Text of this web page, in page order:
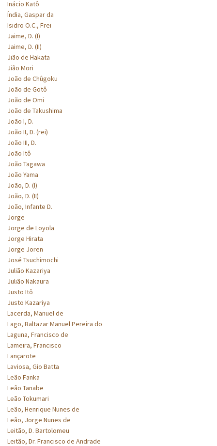
Inácio Katô
Índia, Gaspar da
Isidro O.C., Frei
Jaime, D. (I)
Jaime, D. (II)
Jião de Hakata
Jião Mori
João de Chûgoku
João de Gotô
João de Omi
João de Takushima
João I, D.
João II, D. (rei)
João III, D.
João Itô
João Tagawa
João Yama
João, D. (I)
João, D. (II)
João, Infante D.
Jorge
Jorge de Loyola
Jorge Hirata
Jorge Joren
José Tsuchimochi
Julião Kazariya
Julião Nakaura
Justo Itô
Justo Kazariya
Lacerda, Manuel de
Lago, Baltazar Manuel Pereira do
Laguna, Francisco de
Lameira, Francisco
Lançarote
Laviosa, Gio Batta
Leão Fanka
Leão Tanabe
Leão Tokumari
Leão, Henrique Nunes de
Leão, Jorge Nunes de
Leitão, D. Bartolomeu
Leitão, Dr. Francisco de Andrade